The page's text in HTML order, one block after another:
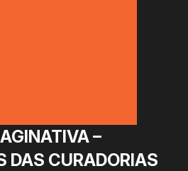
–
DAS CURADORIAS